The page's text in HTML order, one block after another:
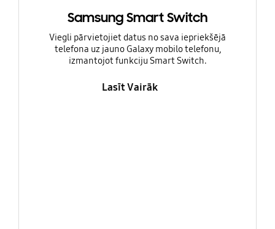
Samsung Smart Switch
Viegli pārvietojiet datus no sava iepriekšējā
telefona uz jauno Galaxy mobilo telefonu,
izmantojot funkciju Smart Switch.
Lasīt Vairāk